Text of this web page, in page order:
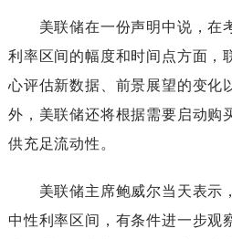
美联储在一份声明中说，在
利率区间的幅度和时间点方面，
心评估新数据、前景展望的变化
外，美联储还将根据需要启动购
供充足流动性。
美联储主席鲍威尔当天表示
中性利率区间，有条件进一步观